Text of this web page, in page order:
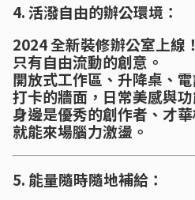
4. 活潑自由的辦公環境：
2024 全新裝修辦公室上線
只有自由流動的創意。
開放式工作區、升降桌、
打卡的牆面，日常美感與功
身邊是優秀的創作者、才
就能來場腦力激盪。
5. 能量隨時隨地補給：